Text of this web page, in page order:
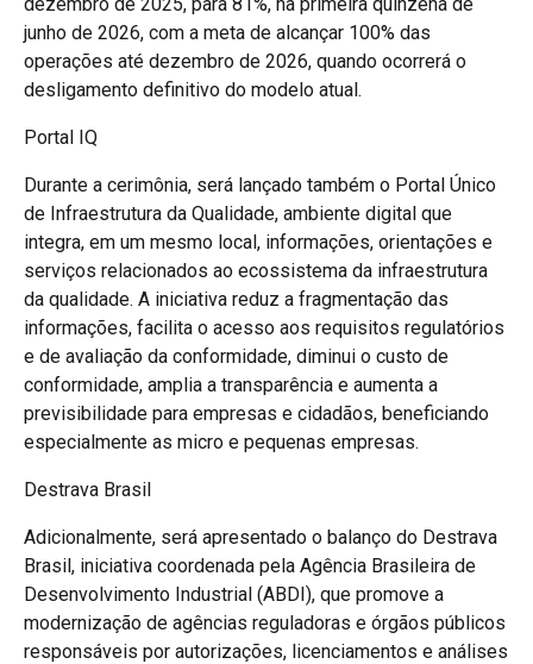
junho de 2026, com a meta de alcançar 100% das
operações até dezembro de 2026, quando ocorrerá o
desligamento definitivo do modelo atual.
Portal IQ
Durante a cerimônia, será lançado também o Portal Único
de Infraestrutura da Qualidade, ambiente digital que
integra, em um mesmo local, informações, orientações e
serviços relacionados ao ecossistema da infraestrutura
da qualidade. A iniciativa reduz a fragmentação das
informações, facilita o acesso aos requisitos regulatórios
e de avaliação da conformidade, diminui o custo de
conformidade, amplia a transparência e aumenta a
previsibilidade para empresas e cidadãos, beneficiando
especialmente as micro e pequenas empresas.
Destrava Brasil
Adicionalmente, será apresentado o balanço do Destrava
Brasil, iniciativa coordenada pela Agência Brasileira de
Desenvolvimento Industrial (ABDI), que promove a
modernização de agências reguladoras e órgãos públicos
responsáveis por autorizações, licenciamentos e análises